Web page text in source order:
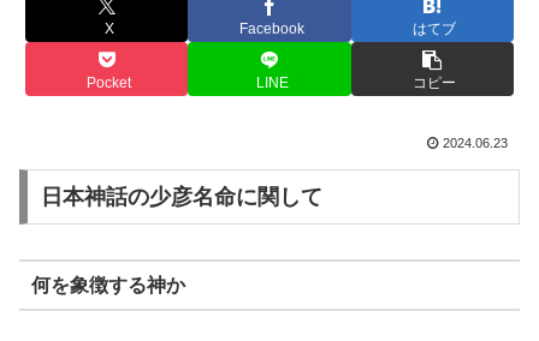
X Facebook はてブ
Pocket LINE コピー
2024.06.23
日本神話の少彦名命に関して
何を象徴する神か